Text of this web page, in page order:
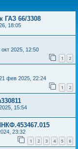
ГАЗ 66/3308
18:05
окт 2025, 12:50
1 2
фев 2025, 22:24
1 2
15:54
23:32
1 2 3 4 5 6